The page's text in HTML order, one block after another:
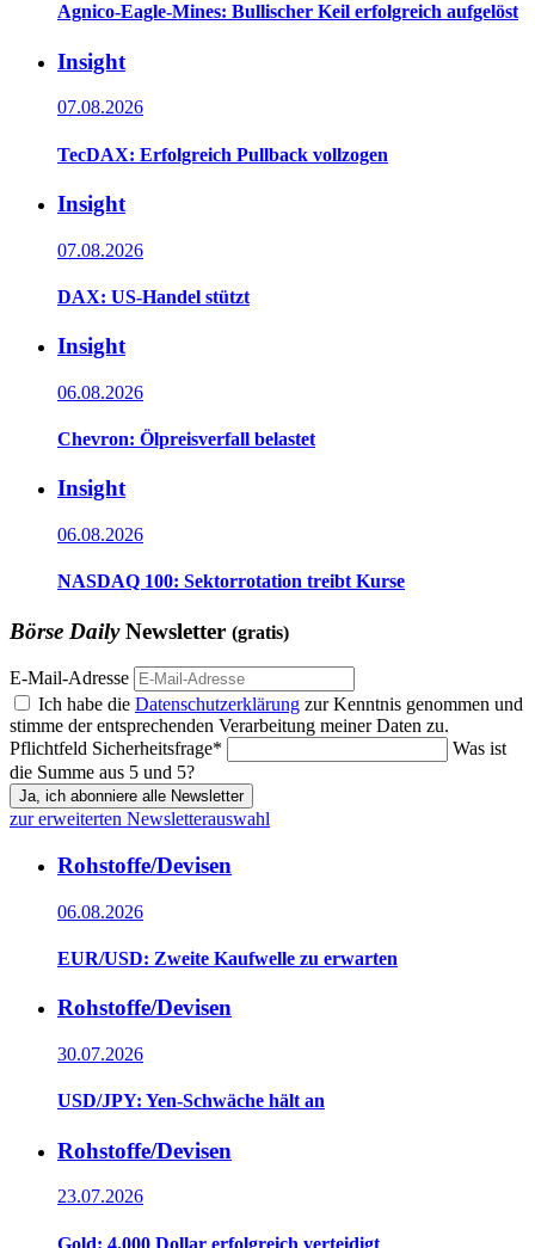
Agnico-Eagle-Mines: Bullischer Keil erfolgreich aufgelöst
Insight
07.08.2026
TecDAX: Erfolgreich Pullback vollzogen
Insight
07.08.2026
DAX: US-Handel stützt
Insight
06.08.2026
Chevron: Ölpreisverfall belastet
Insight
06.08.2026
NASDAQ 100: Sektorrotation treibt Kurse
Börse DailyNewsletter (gratis)
E-Mail-Adresse
Ich habe die Datenschutzerklärung zur Kenntnis genommen und
stimme der entsprechenden Verarbeitung meiner Daten zu.
Pflichtfeld Sicherheitsfrage*
Was ist
die Summe aus 5 und 5?
Ja, ich abonniere alle Newsletter
zur erweiterten Newsletterauswahl
Rohstoffe/Devisen
06.08.2026
EUR/USD: Zweite Kaufwelle zu erwarten
Rohstoffe/Devisen
30.07.2026
USD/JPY: Yen-Schwäche hält an
Rohstoffe/Devisen
23.07.2026
Gold: 4.000 Dollar erfolgreich verteidigt